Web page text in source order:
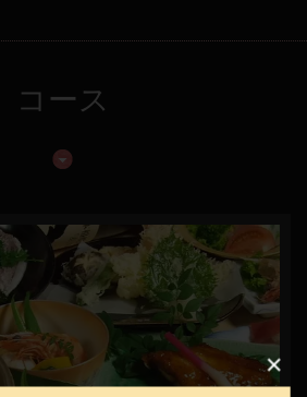
コース
舗情報をシェアする